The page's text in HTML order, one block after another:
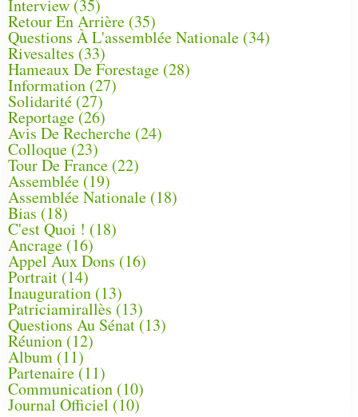
Interview (35)
Retour En Arrière (35)
Questions À L'assemblée Nationale (34)
Rivesaltes (33)
Hameaux De Forestage (28)
Information (27)
Solidarité (27)
Reportage (26)
Avis De Recherche (24)
Colloque (23)
Tour De France (22)
Assemblée (19)
Assemblée Nationale (18)
Bias (18)
C'est Quoi ! (18)
Ancrage (16)
Appel Aux Dons (16)
Portrait (14)
Inauguration (13)
Patriciamirallès (13)
Questions Au Sénat(13)
Réunion (12)
Album (11)
Partenaire(11)
Communication (10)
Journal Officiel (10)